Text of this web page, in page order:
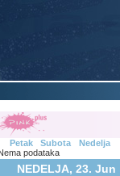
Petak Subota Nedelja
podataka
NEDELJA, 23. Jun